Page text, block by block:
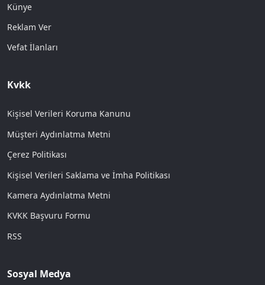
Künye
Reklam Ver
Vefat İlanları
Kvkk
Kişisel Verileri Koruma Kanunu
Müşteri Aydınlatma Metni
Çerez Politikası
Kişisel Verileri Saklama ve İmha Politikası
Kamera Aydınlatma Metni
KVKK Başvuru Formu
RSS
Sosyal Medya